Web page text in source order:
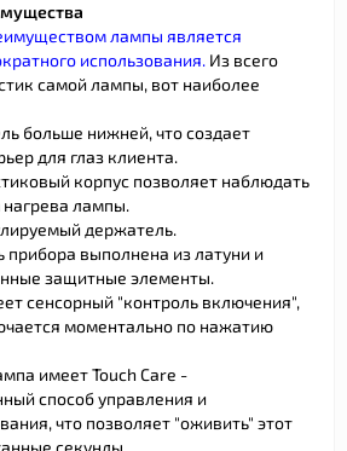
лампы является
использования. Из всего
самой лампы, вот наиболее
больше нижней, что создает
для глаз клиента.
корпус позволяет наблюдать
лампы.
держатель.
прибора выполнена из латуни и
защитные элементы.
сенсорный "контроль включения",
моментально по нажатию
имеет Touch Care -
способ управления и
что позволяет "оживить" этот
секунды.